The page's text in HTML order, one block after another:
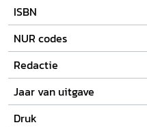
ISBN
NUR codes
Redactie
Jaar van uitgave
Druk